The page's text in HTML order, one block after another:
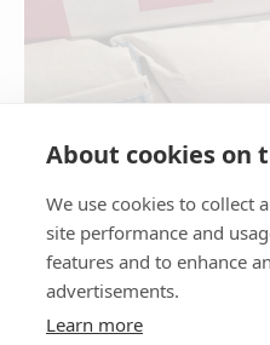
About cookies on
We use cookies to collect
site performance and
features and to enhance
advertisements.
Learn more